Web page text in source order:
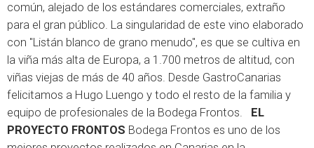
común, alejado de los estándares comerciales, extraño
para el gran público. La singularidad de este vino elaborado
con "Listán blanco de grano menudo", es que se cultiva en
la viña más alta de Europa, a 1.700 metros de altitud, con
viñas viejas de más de 40 años. Desde GastroCanarias
felicitamos a Hugo Luengo y todo el resto de la familia y
equipo de profesionales de la Bodega Frontos. EL
PROYECTO FRONTOS Bodega Frontos es uno de los